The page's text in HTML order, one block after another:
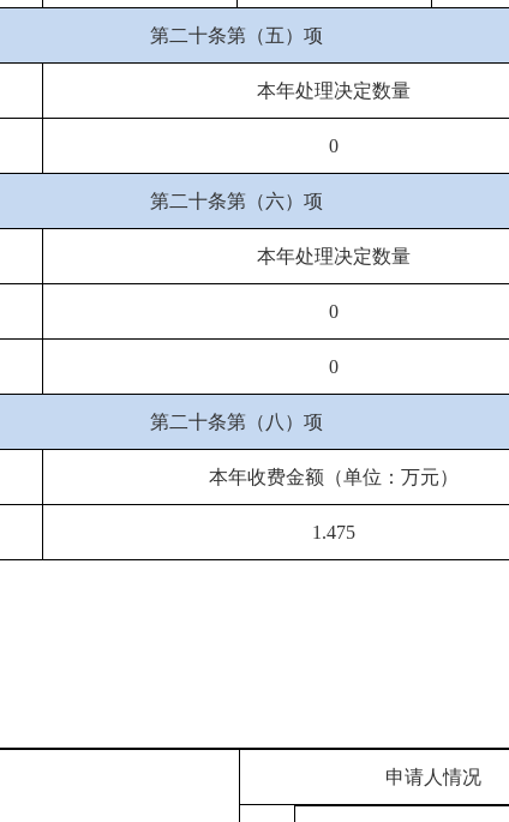
第二十条第（五）项
本年处理决定数量
0
第二十条第（六）项
本年处理决定数量
0
0
第二十条第（八）项
本年收费金额（单位：万元）
1.475
申请人情况